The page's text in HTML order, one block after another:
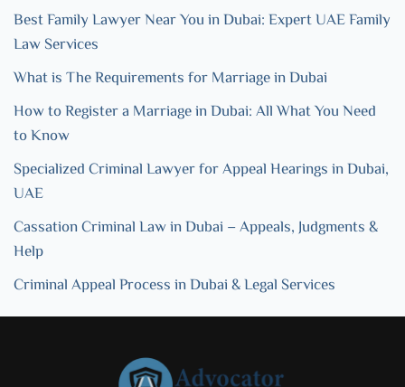
Best Family Lawyer Near You in Dubai: Expert UAE Family
Law Services
What is The Requirements for Marriage in Dubai
How to Register a Marriage in Dubai: All What You Need
to Know
Specialized Criminal Lawyer for Appeal Hearings in Dubai,
UAE
Cassation Criminal Law in Dubai – Appeals, Judgments &
Help
Criminal Appeal Process in Dubai & Legal Services